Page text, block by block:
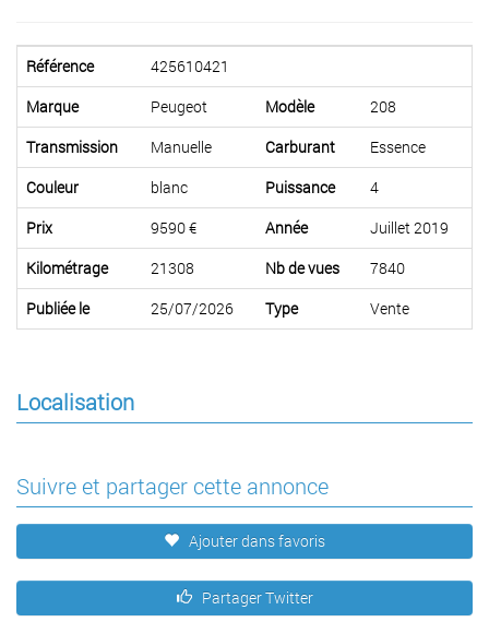
Référence
425610421
Marque
Peugeot Modèle
208
Transmission
Manuelle Carburant
Essence
Couleur
blanc Puissance
4
Prix
9590 € Année
Juillet 2019
Kilométrage
21308 Nb de vues
7840
Publiée le
25/07/2026 Type Vente
Localisation
Suivre et partager cette annonce
Ajouter dans favoris
Partager Twitter